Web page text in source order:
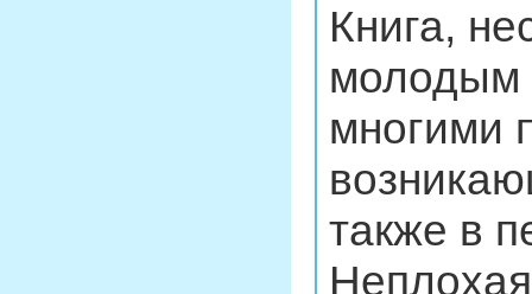
Книга,
молодым
многими
также в